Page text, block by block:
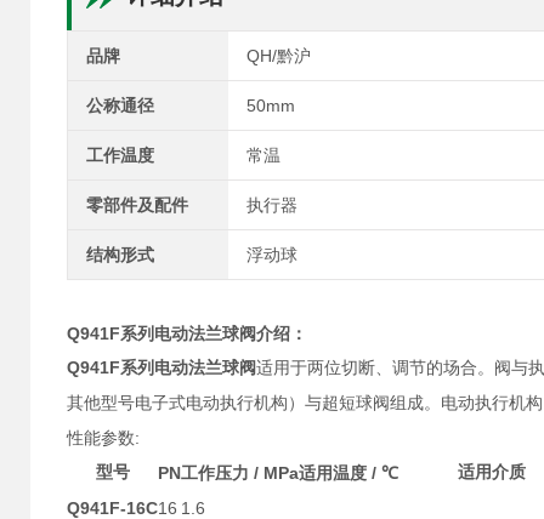
品牌 QH/黔沪
公称通径 50mm
工作温度 常温
零部件及配件 执行器
结构形式 浮动球
Q941F系列电动法兰球阀介绍：
Q941F系列电动法兰球阀适用于两位切断、调节的场合。阀与
其他型号电子式电动执行机构）与超短球阀组成。电动执行机
性能参数:
型号 PN工作压力 / MPa适用温度 / ℃ 适用介质
Q941F-16C16 1.6